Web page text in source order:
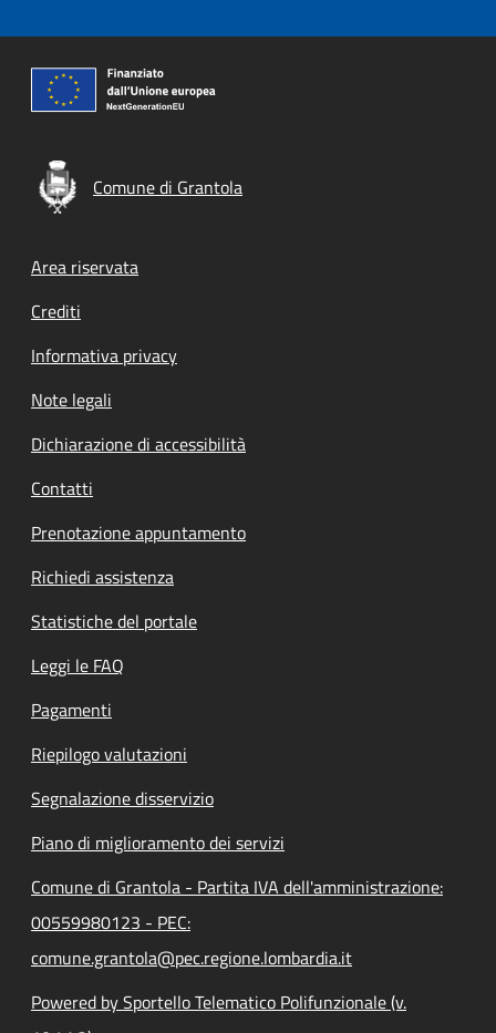
Comune di Grantola
Footer menu
Area riservata
Crediti
Informativa privacy
Note legali
Dichiarazione di accessibilità
Contatti
Prenotazione appuntamento
Richiedi assistenza
Statistiche del portale
Leggi le FAQ
Pagamenti
Riepilogo valutazioni
Segnalazione disservizio
Piano di miglioramento dei servizi
Comune di Grantola - Partita IVA dell'amministrazione:
00559980123 - PEC:
comune.grantola@pec.regione.lombardia.it
Powered by Sportello Telematico Polifunzionale (v.